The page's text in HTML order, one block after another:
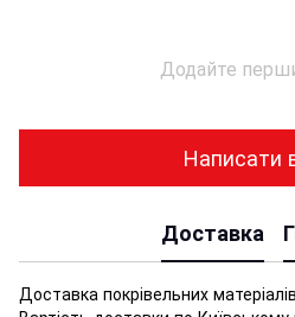
Додайте
Написати
Доставка
Доставка покрівельних